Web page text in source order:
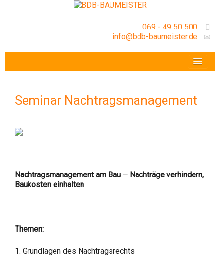
069 - 49 50 500
info@bdb-baumeister.de
Seminar Nachtragsmanagement
Nachtragsmanagement am Bau – Nachträge verhindern,
Baukosten einhalten
Themen:
1. Grundlagen des Nachtragsrechts